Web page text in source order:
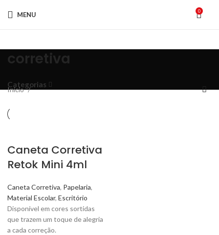
MENU 0
corretiva
Categorias
Início
Caneta Corretiva
Retok Mini 4ml
Caneta Corretiva, Papelaria,
Material Escolar, Escritório
Disponível em cores sortidas
que trazem um toque de alegria
a cada correção.